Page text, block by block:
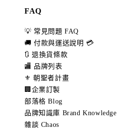
FAQ
💡 常見問題 FAQ
🚚 付款與運送說明 💳
🔃 退換貨條款
🏬 品牌列表
⚜️ 朝聖者計畫
🏢企業訂製
部落格 Blog
品牌知識庫 Brand Knowledge
雜談 Chaos